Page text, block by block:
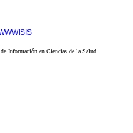
Información en Ciencias de la Salud